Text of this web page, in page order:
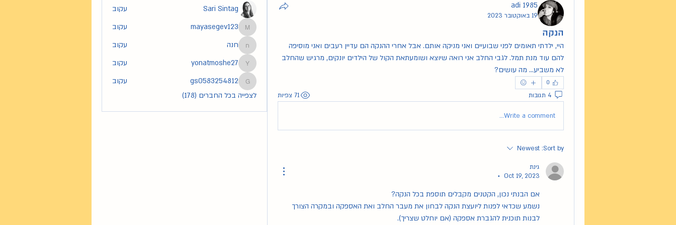
adi 1985
19 באוקטובר 2023
הנקה
לא משביע... מה עושים?
0
4 תגובות 71 צפיות
Write a comment...
Sort by:
Newest
גינת
Oct 19, 2023
•
אם הבנתי נכון, הקטנים מקבלים תוספת בכל הנקה?
לבנות תוכנית להגברת אספקה (אם יוחלט שצריך).
Sari Sintag עקוב
mayasegev123
mayasegev123 עקוב
חנה
חנה עקוב
yonatmoshe27
yonatmoshe27 עקוב
gs0583254812
gs0583254812
עקוב
לצפייה בכל החברים (178)